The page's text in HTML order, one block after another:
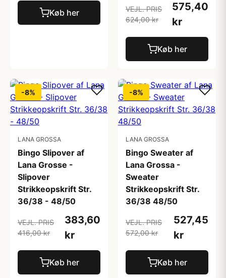
Køb her
VEJL. PRIS
624,00 kr
575,40
kr
Køb her
-8%
LANA GROSSA
Bingo Slipover af
Lana Grosse -
Slipover
Strikkeopskrift Str.
36/38 - 48/50
VEJL. PRIS
416,00 kr
383,60
kr
Køb her
-8%
LANA GROSSA
Bingo Sweater af
Lana Grossa -
Sweater
Strikkeopskrift Str.
36/38 48/50
VEJL. PRIS
572,00 kr
527,45
kr
Køb her